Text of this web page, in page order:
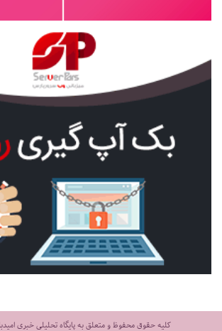
کلیه حقوق محفوظ و متعلق به پایگاه تحلیلی خبری